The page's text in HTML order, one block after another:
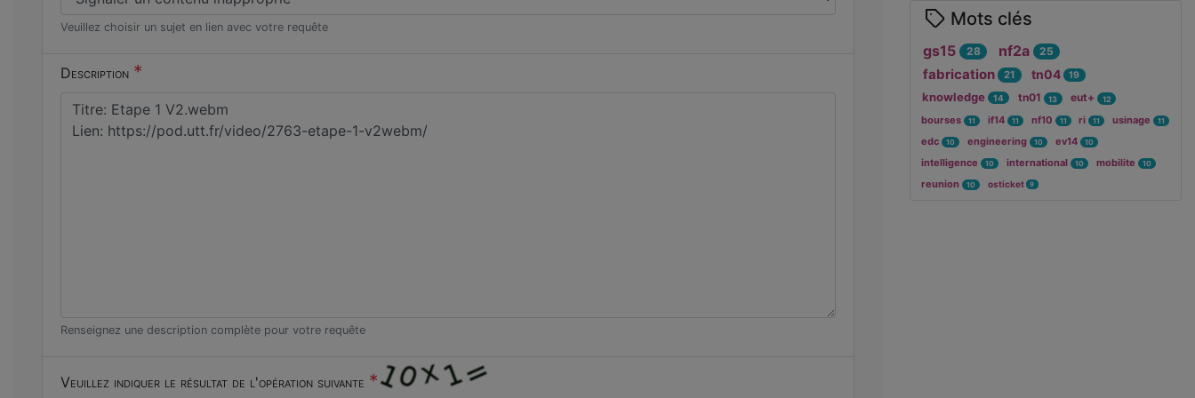
Veuillez choisir un sujet en lien avec votre requête
Description *
Renseignez une description complète pour votre requête
Veuillez indiquer le résultat de l'opération suivante *
Mots clés
gs15 28 nf2a 25
fabrication 21 tn04 19
knowledge 14 tn01 13 eut+ 12
bourses 11 if14 11 nf10 11 ri 11 usinage 11
edc 10 engineering 10 ev14 10
intelligence 10 international 10 mobilite 10
reunion 10 osticket 9